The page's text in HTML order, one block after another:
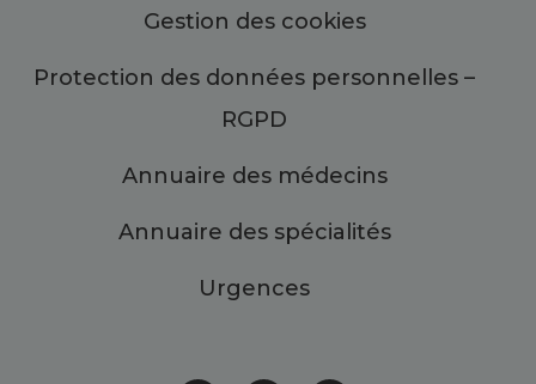
Gestion des cookies
Protection des données personnelles –
RGPD
Annuaire des médecins
Annuaire des spécialités
Urgences